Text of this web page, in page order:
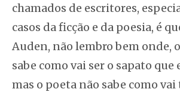
chamados de escritores,
casos da ficção e da poesia, é
Auden, não lembro bem onde,
sabe como vai ser o sapato que
mas o poeta não sabe como